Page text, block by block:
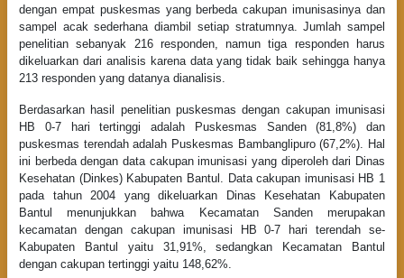
dengan empat puskesmas yang berbeda cakupan imunisasinya dan
sampel acak sederhana diambil setiap stratumnya. Jumlah sampel
penelitian sebanyak 216 responden, namun tiga responden harus
dikeluarkan dari analisis karena data yang tidak baik sehingga hanya
213 responden yang datanya dianalisis.
Berdasarkan hasil penelitian puskesmas dengan cakupan imunisasi
HB 0-7 hari tertinggi adalah Puskesmas Sanden (81,8%) dan
puskesmas terendah adalah Puskesmas Bambanglipuro (67,2%). Hal
ini berbeda dengan data cakupan imunisasi yang diperoleh dari Dinas
Kesehatan (Dinkes) Kabupaten Bantul. Data cakupan imunisasi HB 1
pada tahun 2004 yang dikeluarkan Dinas Kesehatan Kabupaten
Bantul menunjukkan bahwa Kecamatan Sanden merupakan
kecamatan dengan cakupan imunisasi HB 0-7 hari terendah se-
Kabupaten Bantul yaitu 31,91%, sedangkan Kecamatan Bantul
dengan cakupan tertinggi yaitu 148,62%.